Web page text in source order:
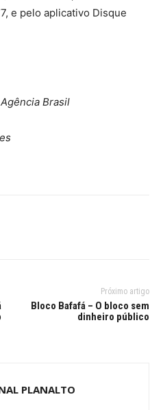
e pelo aplicativo Disque
Brasil
Próximo artigo
Bloco Bafafá – O bloco sem
dinheiro público
PLANALTO